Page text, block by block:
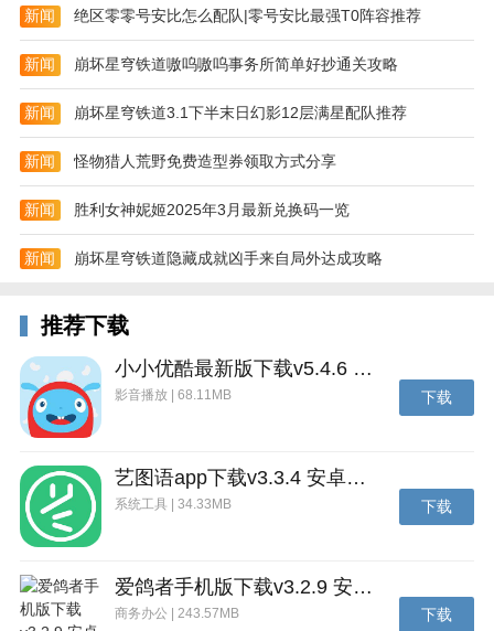
界。
4、秉承着端游级别的设计理念，带给玩家最爽快的动
作格斗，以及优秀的画面品质；
5、原汁原味的副本冒险设定，热血回归开始探索争
夺；
6、各式各样的职业随你选择，每个职业都能进行阶段
性的转职，系统的成长升级；
游戏亮点
感，感受瞬间爆炸的热血之战！
2、简单的装备获取方法，只需玩家疯狂刷图，就能有
几率获取最强悍的装备套装！
3、更多端游中的副本地图将会在游戏中被还原，更加
游戏玩法
【个性养成，突破成长】
平稳成长体系，个性变装系统，超萌宠物陪伴，职业成
长从不孤单，给以冒险家的最强养成体验。
新闻 绝区零零号安比怎么配队|零号安比最强T0阵容推荐
新闻 崩坏星穹铁道嗷呜嗷呜事务所简单好抄通关攻略
新闻 崩坏星穹铁道3.1下半末日幻影12层满星配队推荐
新闻 怪物猎人荒野免费造型券领取方式分享
新闻 胜利女神妮姬2025年3月最新兑换码一览
新闻 崩坏星穹铁道隐藏成就凶手来自局外达成攻略
推荐下载
小小优酷最新版下载v5.4.6 安卓官方版
影音播放 | 68.11MB 下载
艺图语app下载v3.3.4 安卓免费版
系统工具 | 34.33MB 下载
爱鸽者手机版下载v3.2.9 安卓版
商务办公 | 243.57MB 下载